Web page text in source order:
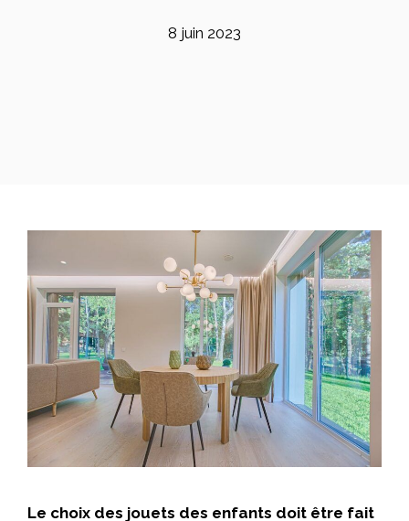
8 juin 2023
Le choix des jouets des enfants doit être fait